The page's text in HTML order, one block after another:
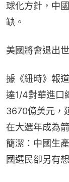
球化方針，中
缺。
美國將會退出
據《紐時》報
達1/4對華進口
3670億美元，
在大選年成為
簡潔：中國生
國選民卻另有